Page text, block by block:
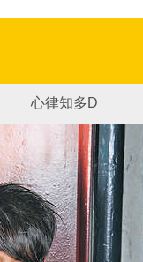
心律知多D